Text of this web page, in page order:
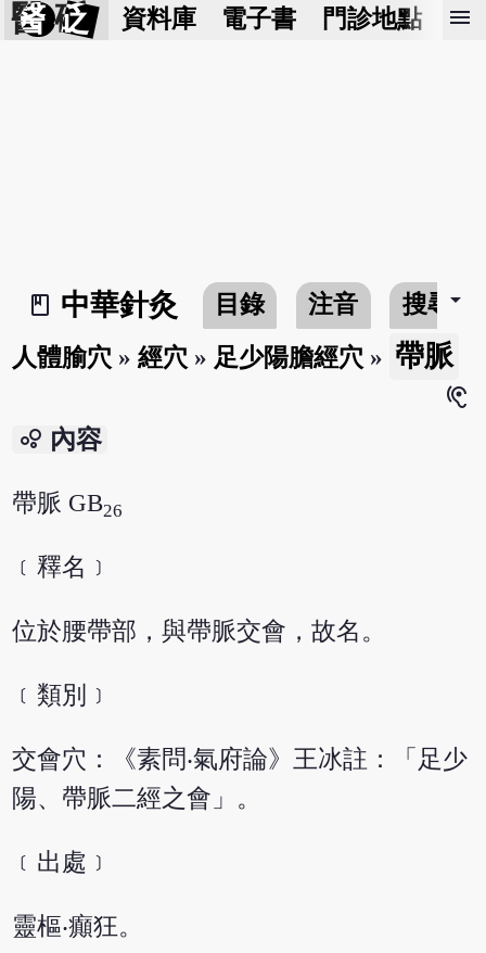
醫 砭 資料庫 電子書 門診地點 預
menu
book_2
中華針灸 目錄 注音 搜尋arrow_drop_down
人體腧穴 »經穴 » 足少陽膽經穴 » 帶脈
hearing
bubble_chart 內容
帶脈 GB26
﹝釋名﹞
位於腰帶部，與帶脈交會，故名。
﹝類別﹞
交會穴：《素問‧氣府論》王冰註：「足少
陽、帶脈二經之會」。
﹝出處﹞
靈樞‧癲狂。